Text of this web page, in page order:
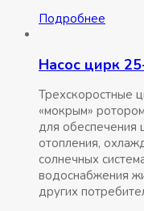
Подробнее
Насос цирк
Трехскоростные
«мокрым»
для обеспечения
отопления,
солнечных
водоснабжения
других